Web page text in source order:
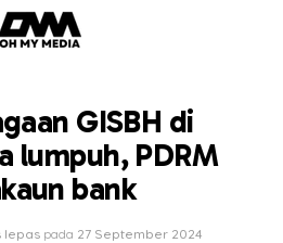
GISBH di
lumpuh, PDRM
bank
lepas pada 27 September 2024